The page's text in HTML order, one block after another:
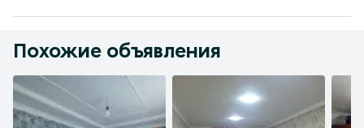
Похожие объявления